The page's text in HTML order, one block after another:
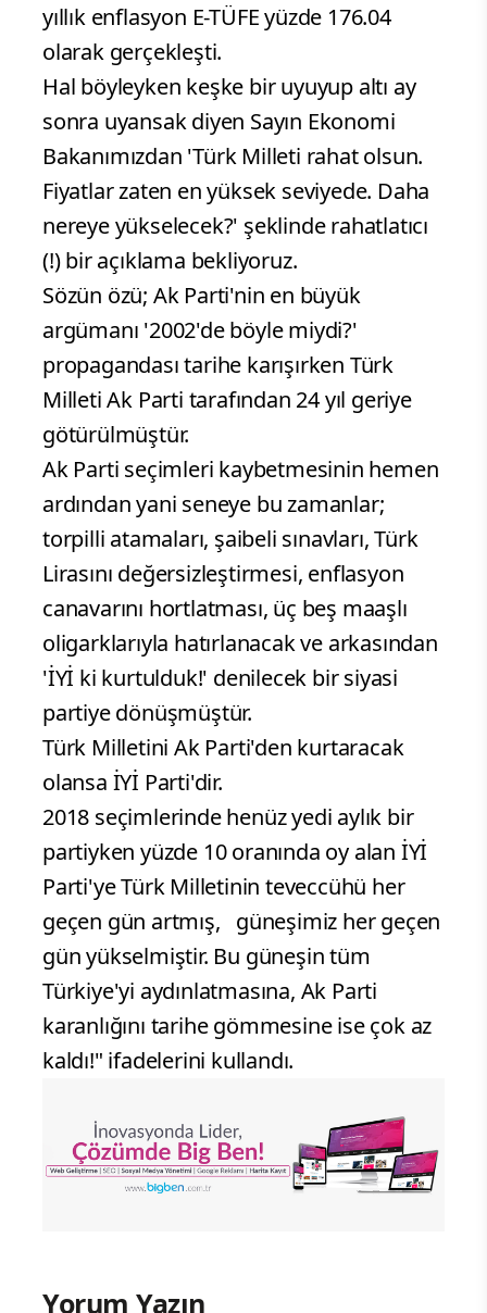
yıllık enflasyon E-TÜFE yüzde 176.04
olarak gerçekleşti.
Hal böyleyken keşke bir uyuyup altı ay
sonra uyansak diyen Sayın Ekonomi
Bakanımızdan 'Türk Milleti rahat olsun.
Fiyatlar zaten en yüksek seviyede. Daha
nereye yükselecek?' şeklinde rahatlatıcı
(!) bir açıklama bekliyoruz.
Sözün özü; Ak Parti'nin en büyük
argümanı '2002'de böyle miydi?'
propagandası tarihe karışırken Türk
Milleti Ak Parti tarafından 24 yıl geriye
götürülmüştür.
Ak Parti seçimleri kaybetmesinin hemen
ardından yani seneye bu zamanlar;
torpilli atamaları, şaibeli sınavları, Türk
Lirasını değersizleştirmesi, enflasyon
canavarını hortlatması, üç beş maaşlı
oligarklarıyla hatırlanacak ve arkasından
'İYİ ki kurtulduk!' denilecek bir siyasi
partiye dönüşmüştür.
Türk Milletini Ak Parti'den kurtaracak
olansa İYİ Parti'dir.
2018 seçimlerinde henüz yedi aylık bir
partiyken yüzde 10 oranında oy alan İYİ
Parti'ye Türk Milletinin teveccühü her
geçen gün artmış, güneşimiz her geçen
gün yükselmiştir. Bu güneşin tüm
Türkiye'yi aydınlatmasına, Ak Parti
karanlığını tarihe gömmesine ise çok az
kaldı!" ifadelerini kullandı.
Yorum Yazın